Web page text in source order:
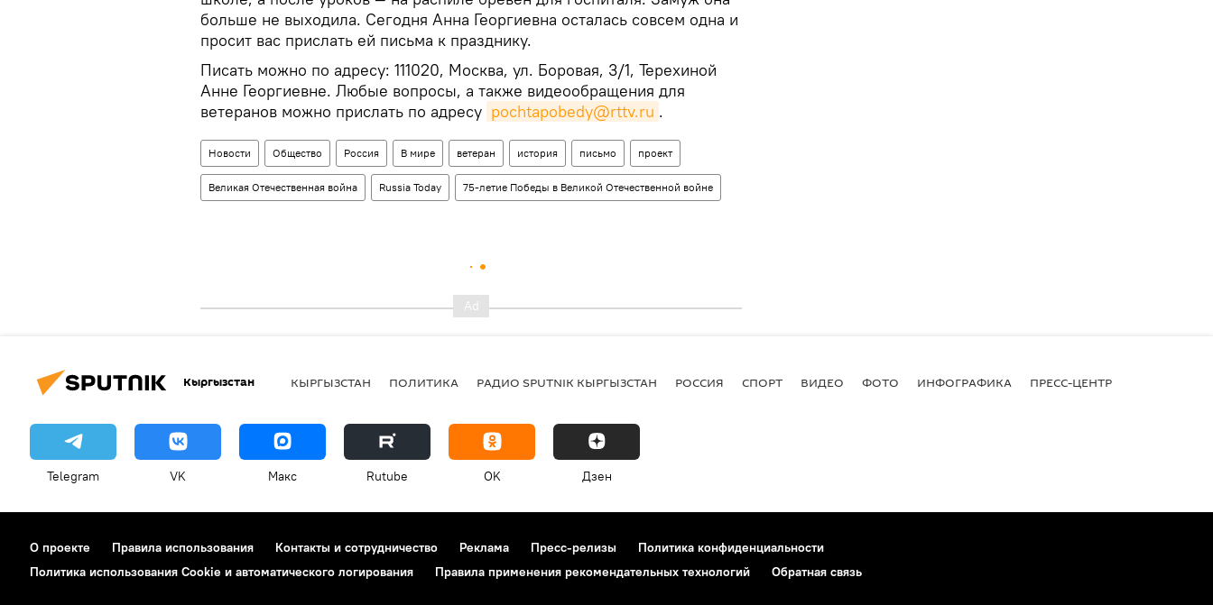
больше не выходила. Сегодня Анна Георгиевна осталась совсем одна и
просит вас прислать ей письма к празднику.
Писать можно по адресу: 111020, Москва, ул. Боровая, 3/1, Терехиной
Анне Георгиевне. Любые вопросы, а также видеообращения для
ветеранов можно прислать по адресу pochtapobedy@rttv.ru .
Новости Общество Россия В мире ветеран история письмо проект
Великая Отечественная война Russia Today 75-летие Победы в Великой Отечественной войне
Кыргызстан КЫРГЫЗСТАН ПОЛИТИКА РАДИО SPUTNIK КЫРГЫЗСТАН РОССИЯ СПОРТ ВИДЕО ФОТО ИНФОГРАФИКА ПРЕСС-ЦЕНТР
Telegram VK Макс Rutube OK Дзен
О проекте Правила использования Контакты и сотрудничество Реклама Пресс-релизы
Политика конфиденциальности
Политика использования Cookie и автоматического логирования
Правила применения рекомендательных технологий Обратная связь